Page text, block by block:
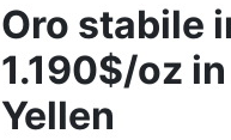
Oro stabile
1.190$/oz
Yellen